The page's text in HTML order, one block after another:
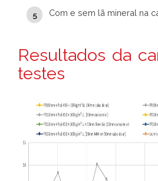
Com e sem lã mineral na
Resultados da
testes